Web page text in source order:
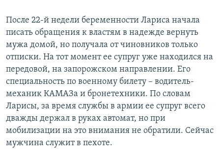
После 22-й недели беременности Лариса начала
писать обращения к властям в надежде вернуть
мужа домой, но получала от чиновников только
отписки. На тот момент ее супруг уже находился на
передовой, на запорожском направлении. Его
специальность по военному билету – водитель-
механик КАМАЗа и бронетехники. По словам
Ларисы, за время службы в армии ее супруг всего
дважды держал в руках автомат, но при
мобилизации на это внимания не обратили. Сейчас
мужчина служит в пехоте.